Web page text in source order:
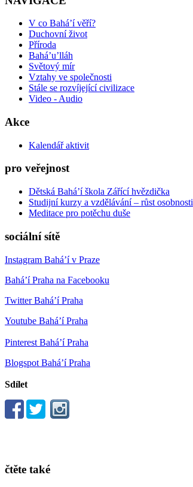
V co Bahá’í věří?
Duchovní život
Příroda
Bahá’u’lláh
Světový mír
Vztahy ve společnosti
Stále se rozvíjející civilizace
Video - Audio
Akce
Kalendář aktivit
pro veřejnost
Dětská Bahá’í škola Zářící hvězdička
Studijní kurzy a vzdělávání – růst osobnosti
Meditace pro potěchu duše
sociální sítě
Instagram Bahá’í v Praze
Bahá’í Praha na Facebooku
Twitter Bahá’í Praha
Youtube Bahá’í Praha
Pinterest Bahá’í Praha
Blogspot Bahá’í Praha
Sdílet
čtěte také